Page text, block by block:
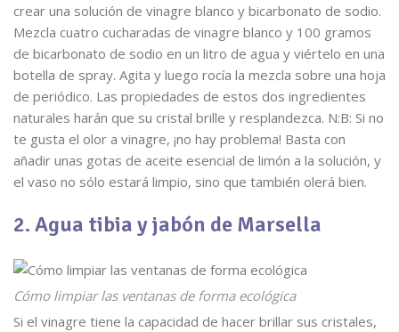
crear una solución de vinagre blanco y bicarbonato de sodio.
Mezcla cuatro cucharadas de vinagre blanco y 100 gramos
de bicarbonato de sodio en un litro de agua y viértelo en una
botella de spray. Agita y luego rocía la mezcla sobre una hoja
de periódico. Las propiedades de estos dos ingredientes
naturales harán que su cristal brille y resplandezca. N:B: Si no
te gusta el olor a vinagre, ¡no hay problema! Basta con
añadir unas gotas de aceite esencial de limón a la solución, y
el vaso no sólo estará limpio, sino que también olerá bien.
2. Agua tibia y jabón de Marsella
Cómo limpiar las ventanas de forma ecológica
Si el vinagre tiene la capacidad de hacer brillar sus cristales,